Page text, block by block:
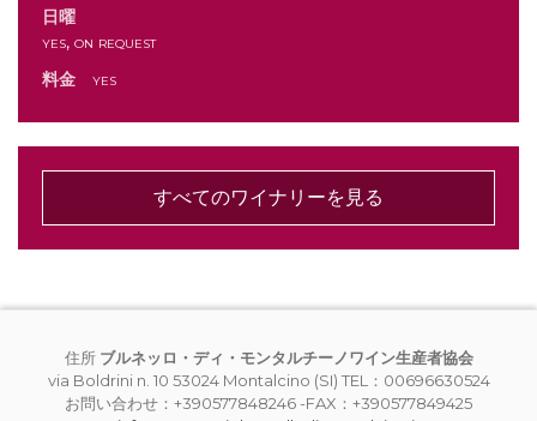
日曜
yes, on request
料金
yes
すべてのワイナリーを見る
住所 ブルネッロ・ディ・モンタルチーノワイン生産者協会
via Boldrini n. 10 53024 Montalcino (SI) TEL：00696630524
お問い合わせ：+390577848246 -FAX：+390577849425